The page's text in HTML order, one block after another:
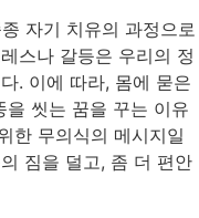
자기 치유의 과정으로
스나 갈등은 우리의 정
. 이에 따라, 몸에 묻은
씻는 꿈을 꾸는 이유
한 무의식의 메시지일
짐을 덜고, 좀 더 편안